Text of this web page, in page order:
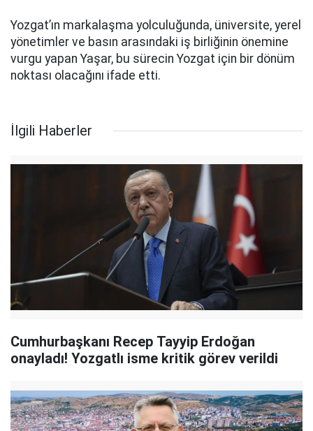
Yozgat’ın markalaşma yolculuğunda, üniversite, yerel
yönetimler ve basın arasındaki iş birliğinin önemine
vurgu yapan Yaşar, bu sürecin Yozgat için bir dönüm
noktası olacağını ifade etti.
İlgili Haberler
Cumhurbaşkanı Recep Tayyip Erdoğan
onayladı! Yozgatlı isme kritik görev verildi